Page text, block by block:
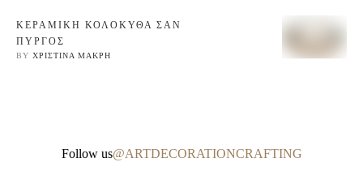
ΚΕΡΑΜΙΚΗ ΚΟΛΟΚΥΘΑ ΣΑΝ
ΠΥΡΓΟΣ
BY ΧΡΙΣΤΊΝΑ ΜΑΚΡΉ
Follow us@ARTDECORATIONCRAFTING